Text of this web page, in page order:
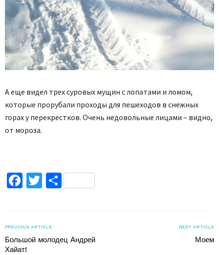
А еще видел трех суровых мущин с лопатами и ломом,
которые прорубали проходы для пешеходов в снежных
горах у перекрестков. Очень недовольные лицами – видно,
от мороза.
Facebook
TwitterПоділитися
PREVIOUS ARTICLE
Большой молодец Андрей
Хайат!
NEXT ARTICLE
Моем